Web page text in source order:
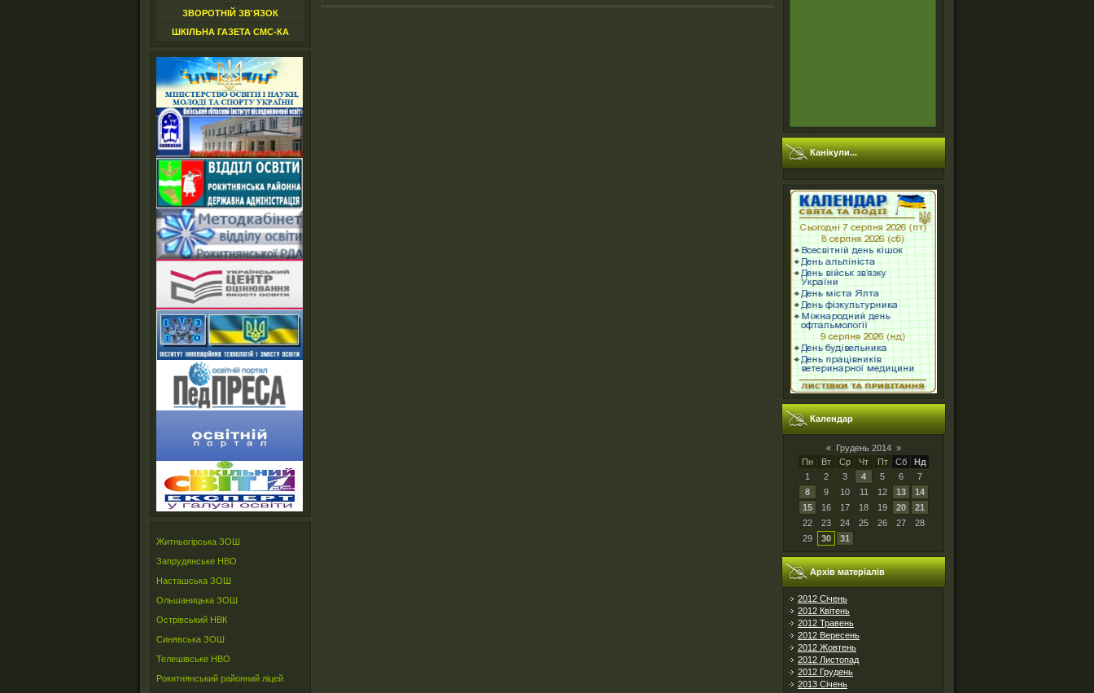
ЗВОРОТНІЙ ЗВ'ЯЗОК
ШКІЛЬНА ГАЗЕТА СМС-КА
Житньогірська ЗОШ
Запрудянське НВО
Насташська ЗОШ
Ольшаницька ЗОШ
Острівський НВК
Синявська ЗОШ
Телешівське НВО
Рокитнянський районний ліцей
Канікули...
Календар
« Грудень 2014 »
Пн
Вт Ср Чт Пт Сб
Нд
1
2 3 4 5 6
7
8
9 10 11 12 13
14
15
16 17 18 19 20
21
22
23 24 25 26 27
28
29
30 31
Архів матеріалів
2012 Січень
2012 Квітень
2012 Травень
2012 Вересень
2012 Жовтень
2012 Листопад
2012 Грудень
2013 Січень